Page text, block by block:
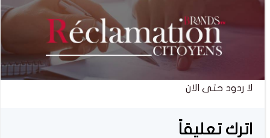
لا ردود حتى الان
اترك تعليقاً